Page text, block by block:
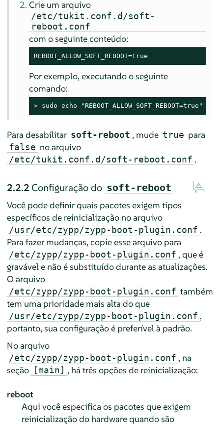
Crie um arquivo
/etc/tukit.conf.d/soft-
reboot.conf
com o seguinte conteúdo:
REBOOT_ALLOW_SOFT_REBOOT=true
Por exemplo, executando o seguinte
comando:
> sudo echo
Para desabilitar soft-reboot , mude true para
false no arquivo
/etc/tukit.conf.d/soft-reboot.conf .
2.2.2 Configuração do soft-reboot
Você pode definir quais pacotes exigem tipos
específicos de reinicialização no arquivo
/usr/etc/zypp/zypp-boot-plugin.conf .
Para fazer mudanças, copie esse arquivo para
/etc/zypp/zypp-boot-plugin.conf , que é
gravável e não é substituído durante as atualizações.
O arquivo
/etc/zypp/zypp-boot-plugin.conf também
tem uma prioridade mais alta do que
/usr/etc/zypp/zypp-boot-plugin.conf ,
portanto, sua configuração é preferível à padrão.
No arquivo
/etc/zypp/zypp-boot-plugin.conf , na
seção [main] , há três opções de reinicialização:
reboot
Aqui você especifica os pacotes que exigem
reinicialização do hardware quando são